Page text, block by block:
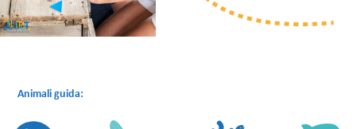
Animali guida: